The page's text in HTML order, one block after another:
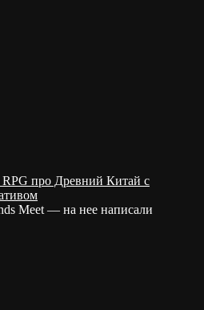
про Древний Китай с
Meet — на нее написали